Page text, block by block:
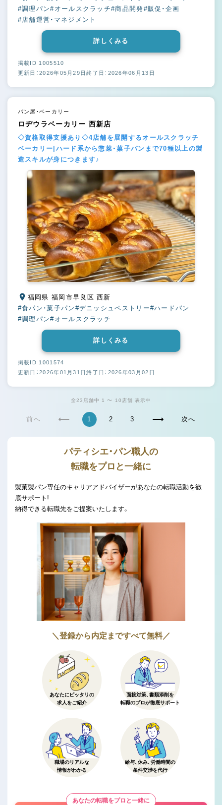
#調理パン#オールスクラッチ#商品開発#販促・企画
#店舗運営・マネジメント
詳しくみる
掲載ID 1005510
更新日：2026年05月29日終了日：2026年06月13日
パン屋・ベーカリー
ロヂウラベーカリー 西新店
◇資格取得支援あり◇4店舗を展開するオールスクラッチ
ベーカリー|ハード系から惣菜・菓子パンまで70種以上の製
造スキルが身につきます♪
福岡県 福岡市早良区 西新
#食パン・菓子パン #デニッシュペストリー#ハードパン
#調理パン#オールスクラッチ
詳しくみる
掲載ID 1001574
更新日：2026年01月31日終了日：2026年03月02日
全23店舗中 1 〜 10店舗 表示中
前へ 1 2 3 次へ
パティシエ・パン職人の
転職をプロと一緒に
製菓製パン専任のキャリアアドバイザーがあなたの転職活動を徹
底サポート!
納得できる転職先をご提案いたします。
＼登録から内定まですべて無料／
あなたにピッタリの
求人をご紹介
面接対策、書類添削を
転職のプロが徹底サポート
職場のリアルな
情報がわかる
給与、休み、労働時間の
条件交渉を代行
あなたの転職をプロと一緒に